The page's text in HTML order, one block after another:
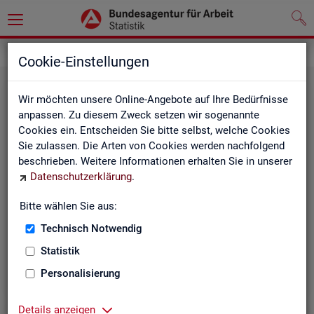
Cookie-Einstellungen
Wir möchten unsere Online-Angebote auf Ihre Bedürfnisse
anpassen. Zu diesem Zweck setzen wir sogenannte
Cookies ein. Entscheiden Sie bitte selbst, welche Cookies
Sie zulassen. Die Arten von Cookies werden nachfolgend
beschrieben. Weitere Informationen erhalten Sie in unserer
Datenschutzerklärung.
Bitte wählen Sie aus:
Technisch Notwendig
Statistik
Personalisierung
Details anzeigen
Re­gio­na­le Glie­de­run­gen
Landkreise) in den Statistiken der BA